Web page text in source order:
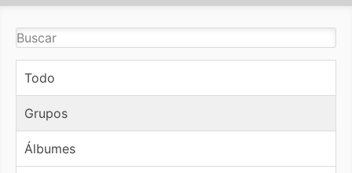
Todo
Grupos
Álbumes